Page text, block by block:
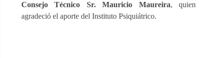
Consejo Técnico Sr. Mauricio Maureira, quien
agradeció el aporte del Instituto Psiquiátrico.